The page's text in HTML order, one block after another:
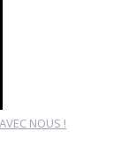
NOUS !